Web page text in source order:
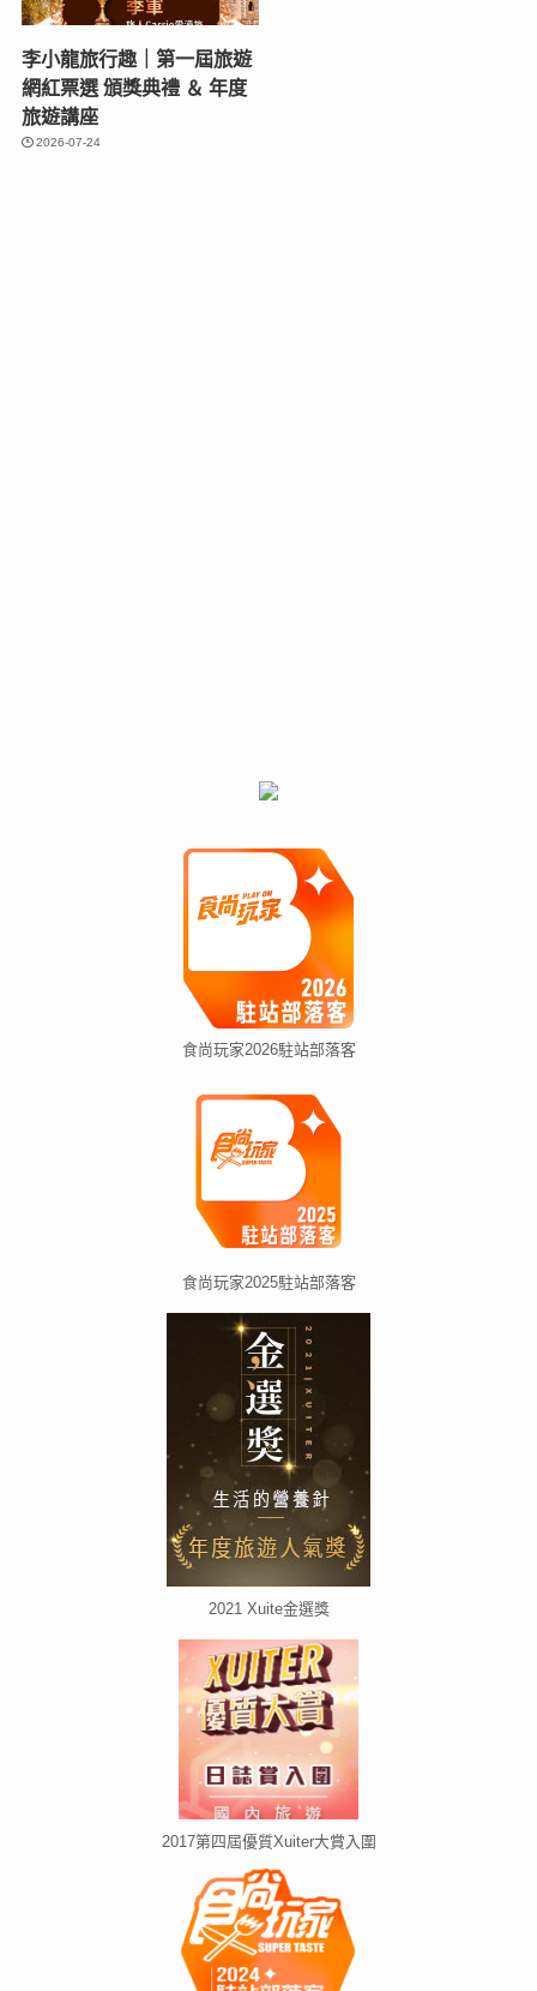
李小龍旅行趣｜第一屆旅遊
網紅票選 頒獎典禮 ＆ 年度
旅遊講座
2026-07-24
食尚玩家2026駐站部落客
食尚玩家2025駐站部落客
2021 Xuite金選獎
2017第四屆優質Xuiter大賞入圍